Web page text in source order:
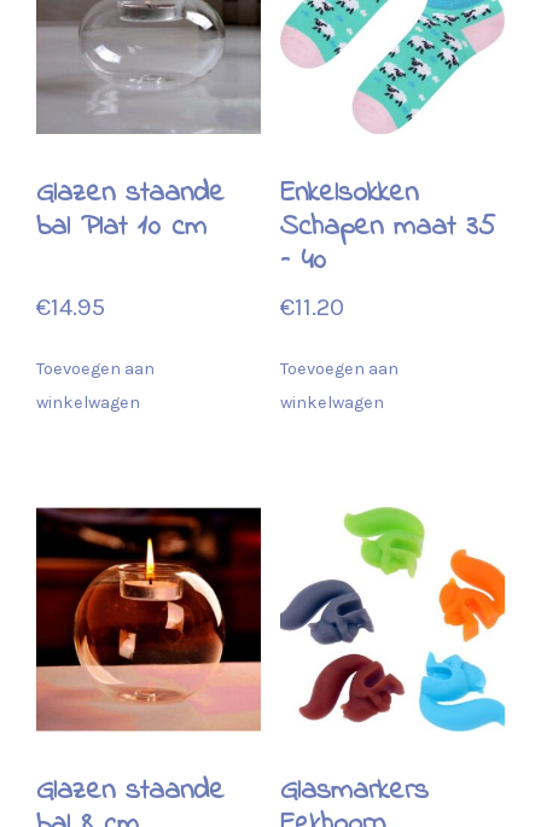
Glazen staande
bal Plat 10 cm
€14.95
Toevoegen aan
winkelwagen
Enkelsokken
Schapen maat 35
– 40
€11.20
Toevoegen aan
winkelwagen
Glazen staande
Glasmarkers